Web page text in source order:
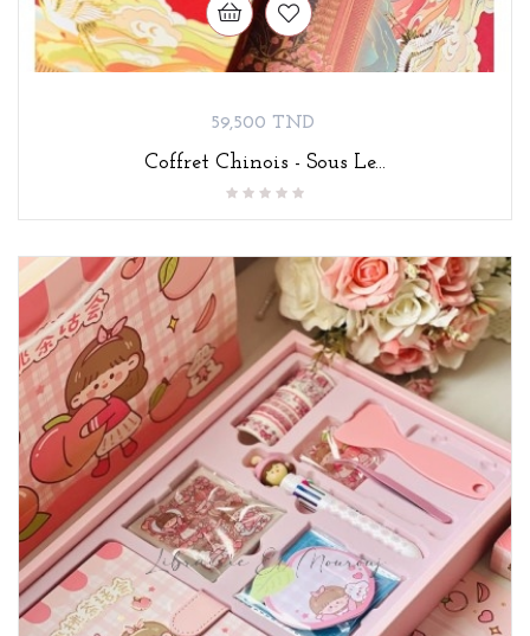
Prix
59,500 TND
Coffret Chinois - Sous Le...